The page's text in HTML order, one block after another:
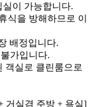
이 가능합니다.
식을 방해하므로 이
배정입니다.
가입니다.
객실로 클린룸으로
거실겸 주방 + 욕실]